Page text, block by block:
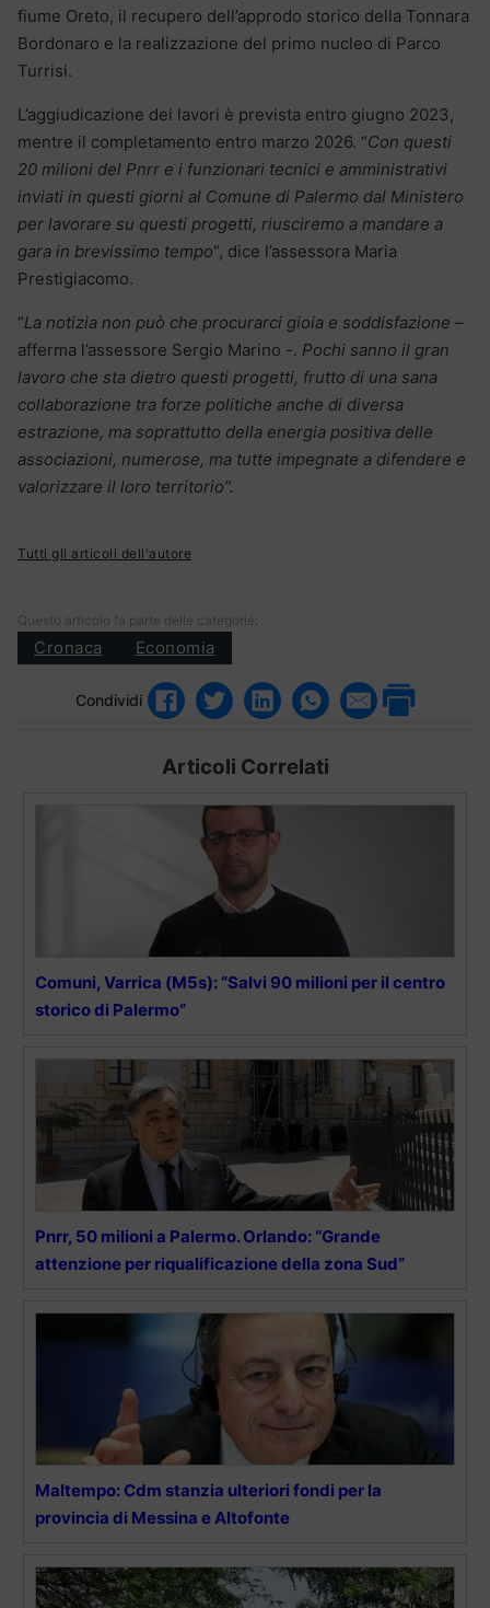
fiume Oreto, il recupero dell’approdo storico della Tonnara
Bordonaro e la realizzazione del primo nucleo di Parco
Turrisi.
L’aggiudicazione dei lavori è prevista entro giugno 2023,
mentre il completamento entro marzo 2026. “Con questi
20 milioni del Pnrr e i funzionari tecnici e amministrativi
inviati in questi giorni al Comune di Palermo dal Ministero
per lavorare su questi progetti, riusciremo a mandare a
gara in brevissimo tempo“, dice l’assessora Maria
Prestigiacomo.
“La notizia non può che procurarci gioia e soddisfazione –
afferma l’assessore Sergio Marino -. Pochi sanno il gran
lavoro che sta dietro questi progetti, frutto di una sana
collaborazione tra forze politiche anche di diversa
estrazione, ma soprattutto della energia positiva delle
associazioni, numerose, ma tutte impegnate a difendere e
valorizzare il loro territorio”.
Tutti gli articoli dell'autore
Questo articolo fa parte delle categorie:
Cronaca Economia
Condividi
Articoli Correlati
Comuni, Varrica (M5s): “Salvi 90 milioni per il centro
storico di Palermo”
Pnrr, 50 milioni a Palermo. Orlando: “Grande
attenzione per riqualificazione della zona Sud”
Maltempo: Cdm stanzia ulteriori fondi per la
provincia di Messina e Altofonte